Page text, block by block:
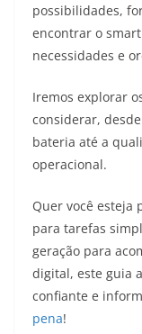
possibilidades,
encontrar o
necessidades e
Iremos explorar
considerar,
bateria até a
operacional.
Quer você esteja
para tarefas
geração para
digital, este guia
confiante e
pena!